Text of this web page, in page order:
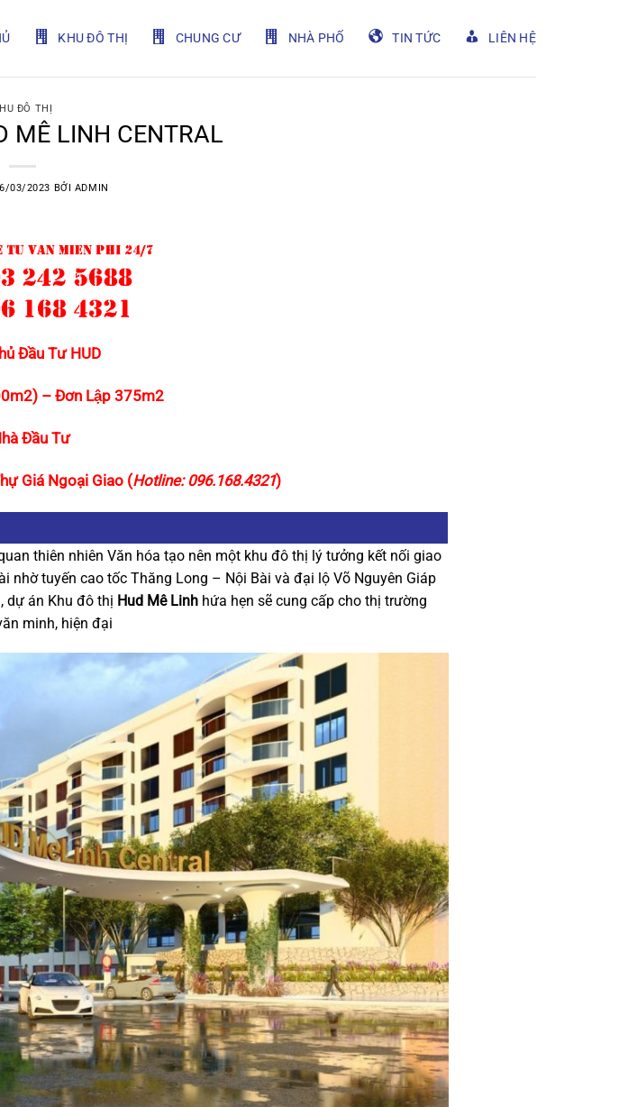
KHU ĐÔ THỊ CHUNG CƯ NHÀ PHỐ TIN TỨC LIÊN HỆ
ĐÔ THỊ
MÊ LINH CENTRAL
03/2023 BỞI ADMIN
Đầu Tư HUD
– Đơn Lập 375m2
Đầu Tư
Giá Ngoại Giao (Hotline: 096.168.4321)
thiên nhiên Văn hóa tạo nên một khu đô thị lý tưởng kết nối giao
nhờ tuyến cao tốc Thăng Long – Nội Bài và đại lộ Võ Nguyên Giáp
dự án Khu đô thị Hud Mê Linhhứa hẹn sẽ cung cấp cho thị trường
minh, hiện đại